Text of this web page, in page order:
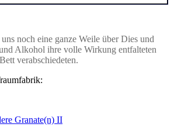
noch eine ganze Weile über Dies und
Alkohol ihre volle Wirkung entfalteten
verabschiedeten.
Granate(n) II